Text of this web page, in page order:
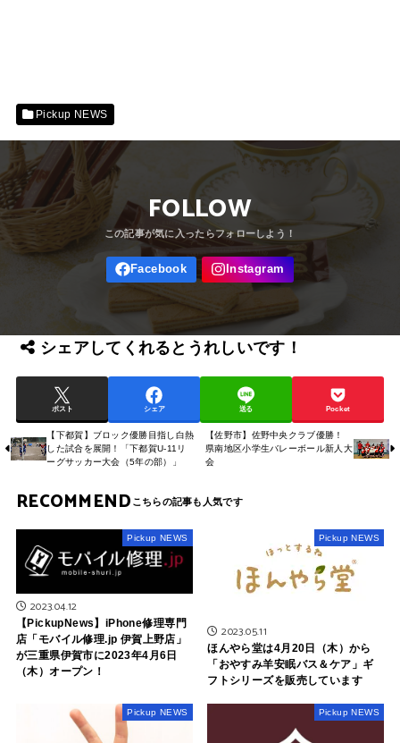
Pickup NEWS
FOLLOW
シェアしてくれるとうれしいです！
ポスト シェア 送る Pocket
【下都賀】ブロック優勝目指し白熱
した試合を展開！「下都賀U-11リ
ーグサッカー大会（5年の部）」
【佐野市】佐野中央クラブ優勝！
県南地区小学生バレーボール新人大
会
RECOMMEND
Pickup NEWS
2023.04.12
【PickupNews】iPhone修理専門
店「モバイル修理.jp 伊賀上野店」
が三重県伊賀市に2023年4月6日
（木）オープン！
Pickup NEWS
2023.05.11
ほんやら堂は4月20日（木）から
「おやすみ羊安眠バス＆ケア」ギ
フトシリーズを販売しています
Pickup NEWS Pickup NEWS